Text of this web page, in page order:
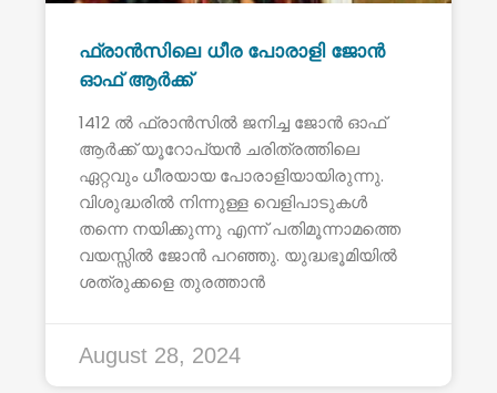
ഫ്രാൻസിലെ ധീര പോരാളി ജോൻ
ഓഫ് ആർക്ക്
1412 ൽ ഫ്രാൻസിൽ ജനിച്ച ജോൻ ഓഫ്
ആർക്ക് യൂറോപ്യൻ ചരിത്രത്തിലെ
ഏറ്റവും ധീരയായ പോരാളിയായിരുന്നു.
വിശുദ്ധരിൽ നിന്നുള്ള വെളിപാടുകൾ
തന്നെ നയിക്കുന്നു എന്ന് പതിമൂന്നാമത്തെ
വയസ്സിൽ ജോൻ പറഞ്ഞു. യുദ്ധഭൂമിയിൽ
ശത്രുക്കളെ തുരത്താൻ
August 28, 2024